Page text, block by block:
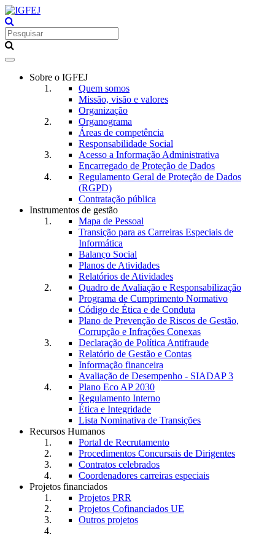
Toggle
navigationSobre o IGFEJ
Quem somos
Missão, visão e valores
Organização
Organograma
Áreas de competência
Responsabilidade Social
Acesso a Informação Administrativa
Encarregado de Proteção de Dados
Regulamento Geral de Proteção de Dados
(RGPD)
Contratação pública
Instrumentos de gestão
Mapa de Pessoal
Transição para as Carreiras Especiais de
Informática
Balanço Social
Planos de Atividades
Relatórios de Atividades
Quadro de Avaliação e Responsabilização
Programa de Cumprimento Normativo
Código de Ética e de Conduta
Plano de Prevenção de Riscos de Gestão,
Corrupção e Infrações Conexas
Declaração de Política Antifraude
Relatório de Gestão e Contas
Informação financeira
Avaliação de Desempenho - SIADAP 3
Plano Eco AP 2030
Regulamento Interno
Ética e Integridade
Lista Nominativa de Transições
Recursos Humanos
Portal de Recrutamento
Procedimentos Concursais de Dirigentes
Contratos celebrados
Coordenadores carreiras especiais
Projetos financiados
Projetos PRR
Projetos Cofinanciados UE
Outros projetos